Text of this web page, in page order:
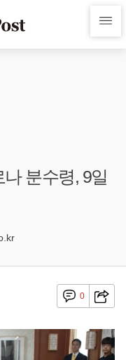
분수령, 9일
0